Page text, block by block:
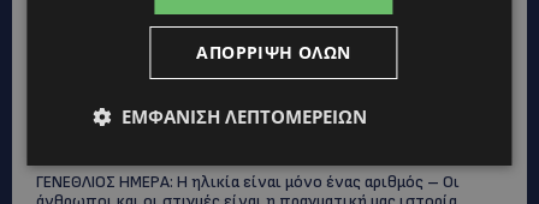
ΓΕΝΕΘΛΙΟΣ ΗΜΕΡΑ: Η ηλικία είναι μόνο ένας αριθμός – Οι
ΑΠΌΡΡΙΨΗ ΌΛΩΝ
ΕΜΦΆΝΙΣΗ ΛΕΠΤΟΜΕΡΕΙΏΝ